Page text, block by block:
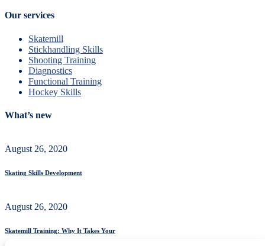
Our services
Skatemill
Stickhandling Skills
Shooting Training
Diagnostics
Functional Training
Hockey Skills
What’s new
August 26, 2020
Skating Skills Development
August 26, 2020
Skatemill Training: Why It Takes Your